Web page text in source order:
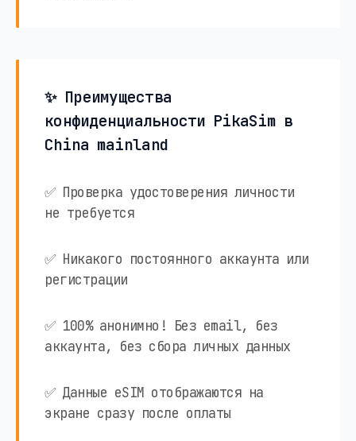
✨ Преимущества
конфиденциальности PikaSim в
China mainland
✅ Проверка удостоверения личности
не требуется
✅ Никакого постоянного аккаунта или
регистрации
✅ 100% анонимно! Без email, без
аккаунта, без сбора личных данных
✅ Данные eSIM отображаются на
экране сразу после оплаты